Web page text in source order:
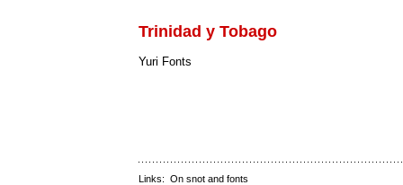
Trinidad y Tobago
Yuri Fonts
Links: On snot and fonts